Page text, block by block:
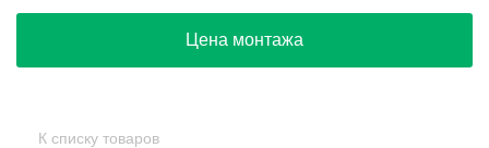
Цена монтажа
К списку товаров